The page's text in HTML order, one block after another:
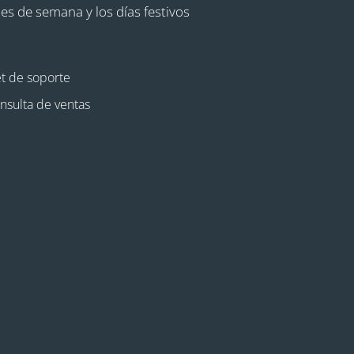
de semana y los días festivos
de soporte
de ventas